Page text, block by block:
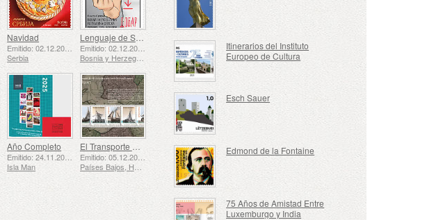
Navidad
Serbia
Lenguaje de Señas - Bueno
Emitido: 02.12.2025
Bosnia y Herzegovina - República de Srpska
Año Completo
Isla Man
El Transporte Marítimo en los Siglos XVII y XVIII – El Transporte de Turba
Emitido: 05.12.2025
Itinerarios del Instituto
Europeo de Cultura
Esch Sauer
Edmond de la Fontaine
75 Años de Amistad Entre
Luxemburgo y India